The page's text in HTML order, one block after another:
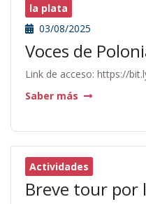
la plata
03/08/2025
Voces de
Link de acceso: https://
Saber más
Actividades
Breve tour por